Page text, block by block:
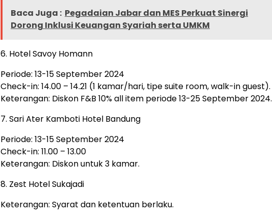
Baca Juga : Pegadaian Jabar dan MES Perkuat Sinergi
Dorong Inklusi Keuangan Syariah serta UMKM
6. Hotel Savoy Homann
Periode: 13-15 September 2024
Check-in: 14.00 – 14.21 (1 kamar/hari, tipe suite room, walk-in guest).
Keterangan: Diskon F&B 10% all item periode 13-25 September 2024.
7. Sari Ater Kamboti Hotel Bandung
Periode: 13-15 September 2024
Check-in: 11.00 – 13.00
Keterangan: Diskon untuk 3 kamar.
8. Zest Hotel Sukajadi
Keterangan: Syarat dan ketentuan berlaku.